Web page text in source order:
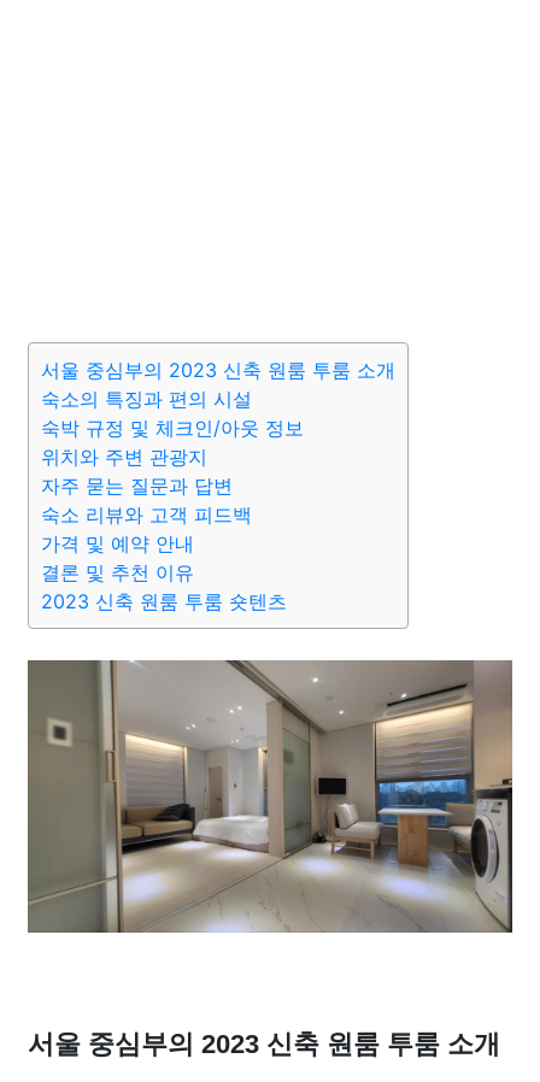
서울 중심부의 2023 신축 원룸 투룸 소개
숙소의 특징과 편의 시설
숙박 규정 및 체크인/아웃 정보
위치와 주변 관광지
자주 묻는 질문과 답변
숙소 리뷰와 고객 피드백
가격 및 예약 안내
결론 및 추천 이유
2023 신축 원룸 투룸 숏텐츠
서울 중심부의 2023 신축 원룸 투룸 소개